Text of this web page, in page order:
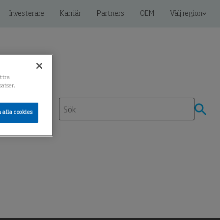
Investerare Karriär Partners OEM Välj region
alla cookies